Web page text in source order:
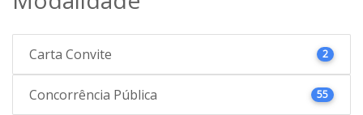
Carta Convite 2
Concorrência Pública 55